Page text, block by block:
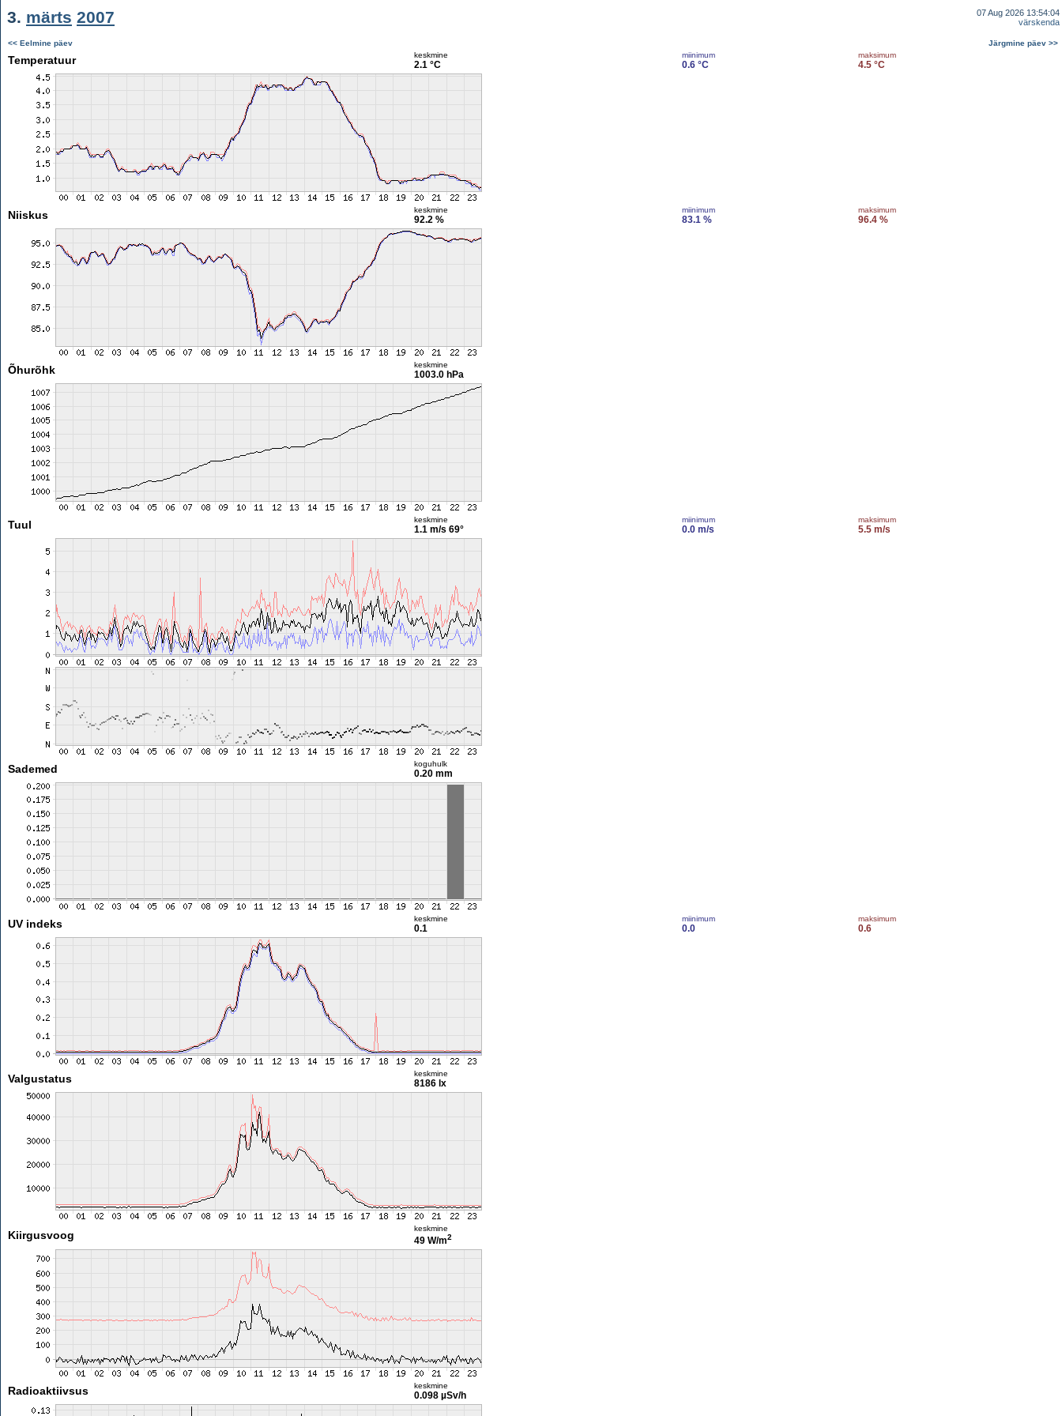
3. märts 2007
07 Aug 2026 13:54:04
värskenda
<< Eelmine päev Järgmine päev >>
Temperatuur keskmine
2.1 °C
miinimum
0.6 °C
maksimum
4.5 °C
Niiskus keskmine
92.2 %
miinimum
83.1 %
maksimum
96.4 %
Õhurõhk keskmine
1003.0 hPa
Tuul keskmine
1.1 m/s 69°
miinimum
0.0 m/s
maksimum
5.5 m/s
Sademed koguhulk
0.20 mm
UV indeks keskmine
0.1
miinimum
0.0
maksimum
0.6
Valgustatus keskmine
8186 lx
Kiirgusvoog
keskmine
49 W/m2
Radioaktiivsus keskmine
0.098 µSv/h